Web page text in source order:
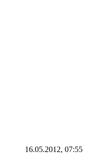
16.05.2012, 07:55